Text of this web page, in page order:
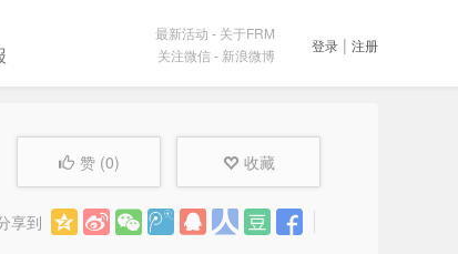
登录 | 注册
最新活动 - 关于FRM
关注微信- 新浪微博
赞 (0) 收藏
享到